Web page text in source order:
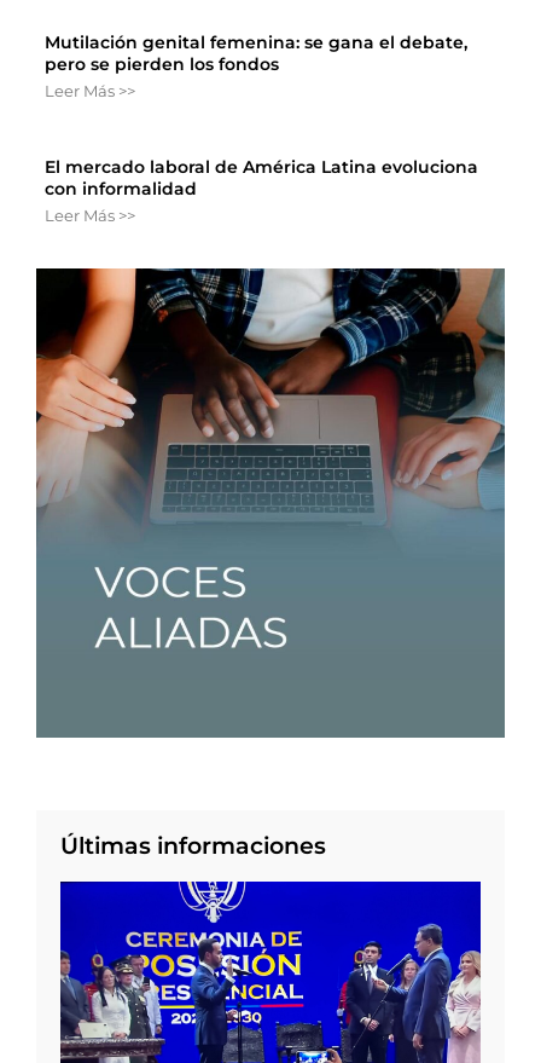
Mutilación genital femenina: se gana el debate,
pero se pierden los fondos
Leer Más >>
El mercado laboral de América Latina evoluciona
con informalidad
Leer Más >>
Últimas informaciones